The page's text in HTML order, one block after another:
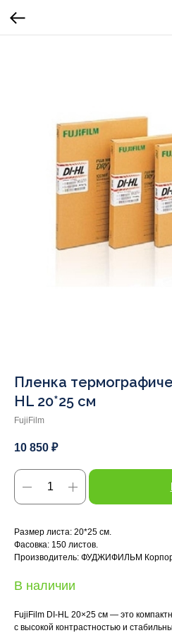
Пленка
HL 20*25 см
FujiFilm
10 850 ₽
Размер листа: 20*25 см.
Фасовка: 150 листов.
Производитель: ФУДЖИФИЛЬМ
В наличии
FujiFilm DI-HL 20×25 см — это
с высокой контрастностью и